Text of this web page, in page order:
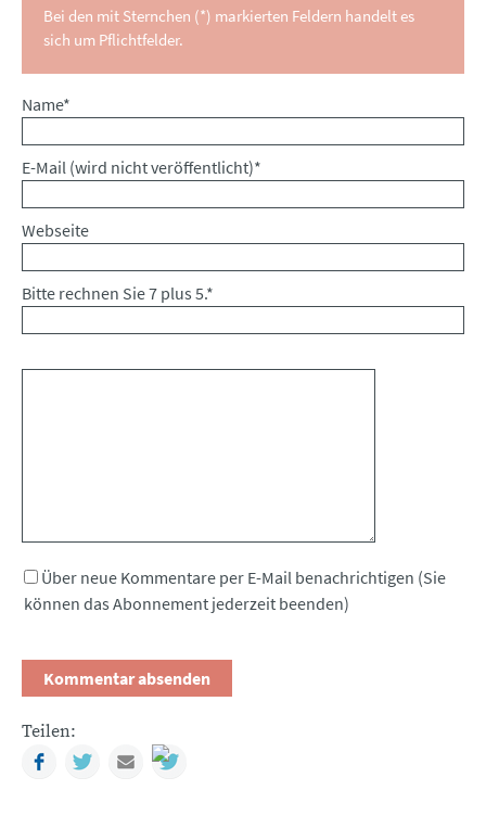
Bei den mit Sternchen (*) markierten Feldern handelt es
sich um Pflichtfelder.
Pflichtfeld
Name*
Pflichtfeld
E-Mail (wird nicht veröffentlicht)*
Webseite
Bitte rechnen Sie 7 plus 5.*
Über neue Kommentare per E-Mail benachrichtigen (Sie
können das Abonnement jederzeit beenden)
Teilen:
FacebookTwitterMail